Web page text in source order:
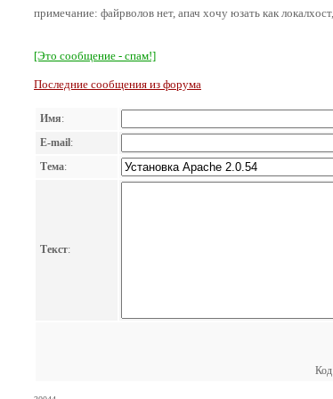
примечание: файрволов нет, апач хочу юзать как
[Это сообщение - спам!]
Последние сообщения из форума
Имя:
E-mail:
Тема:
Текст: